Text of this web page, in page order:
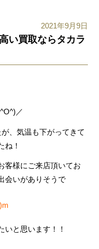
2021年9月9日
い買取ならタカラ
／
、気温も下がってきて
ね！
客様にご来店頂いてお
会いがありそうで
いと思います！！